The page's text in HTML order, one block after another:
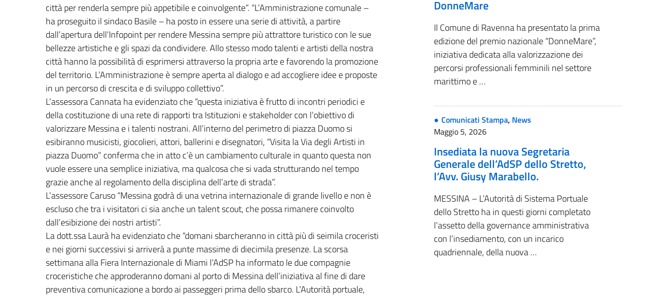
città per renderla sempre più appetibile e coinvolgente”. “L’Amministrazione comunale –
ha proseguito il sindaco Basile – ha posto in essere una serie di attività, a partire
dall’apertura dell’Infopoint per rendere Messina sempre più attrattore turistico con le sue
bellezze artistiche e gli spazi da condividere. Allo stesso modo talenti e artisti della nostra
città hanno la possibilità di esprimersi attraverso la propria arte e favorendo la promozione
del territorio. L’Amministrazione è sempre aperta al dialogo e ad accogliere idee e proposte
in un percorso di crescita e di sviluppo collettivo”.
L’assessora Cannata ha evidenziato che “questa iniziativa è frutto di incontri periodici e
della costituzione di una rete di rapporti tra Istituzioni e stakeholder con l’obiettivo di
valorizzare Messina e i talenti nostrani. All’interno del perimetro di piazza Duomo si
esibiranno musicisti, giocolieri, attori, ballerini e disegnatori, “Visita la Via degli Artisti in
piazza Duomo” conferma che in atto c’è un cambiamento culturale in quanto questa non
vuole essere una semplice iniziativa, ma qualcosa che si vada strutturando nel tempo
grazie anche al regolamento della disciplina dell’arte di strada”.
L’assessore Caruso “Messina godrà di una vetrina internazionale di grande livello e non è
escluso che tra i visitatori ci sia anche un talent scout, che possa rimanere coinvolto
dall’esibizione dei nostri artisti”.
La dott.ssa Laurà ha evidenziato che “domani sbarcheranno in città più di seimila croceristi
e nei giorni successivi si arriverà a punte massime di diecimila presenze. La scorsa
settimana alla Fiera Internazionale di Miami l’AdSP ha informato le due compagnie
croceristiche che approderanno domani al porto di Messina dell’iniziativa al fine di dare
preventiva comunicazione a bordo ai passeggeri prima dello sbarco. L’Autorità portuale,
DonneMare
Il Comune di Ravenna ha presentato la prima
edizione del premio nazionale “DonneMare”,
iniziativa dedicata alla valorizzazione dei
percorsi professionali femminili nel settore
marittimo e …
Comunicati Stampa, News
Maggio 5, 2026
Insediata la nuova Segretaria
Generale dell’AdSP dello Stretto,
l’Avv. Giusy Marabello.
MESSINA – L’Autorità di Sistema Portuale
dello Stretto ha in questi giorni completato
l’assetto della governance amministrativa
con l’insediamento, con un incarico
quadriennale, della nuova …